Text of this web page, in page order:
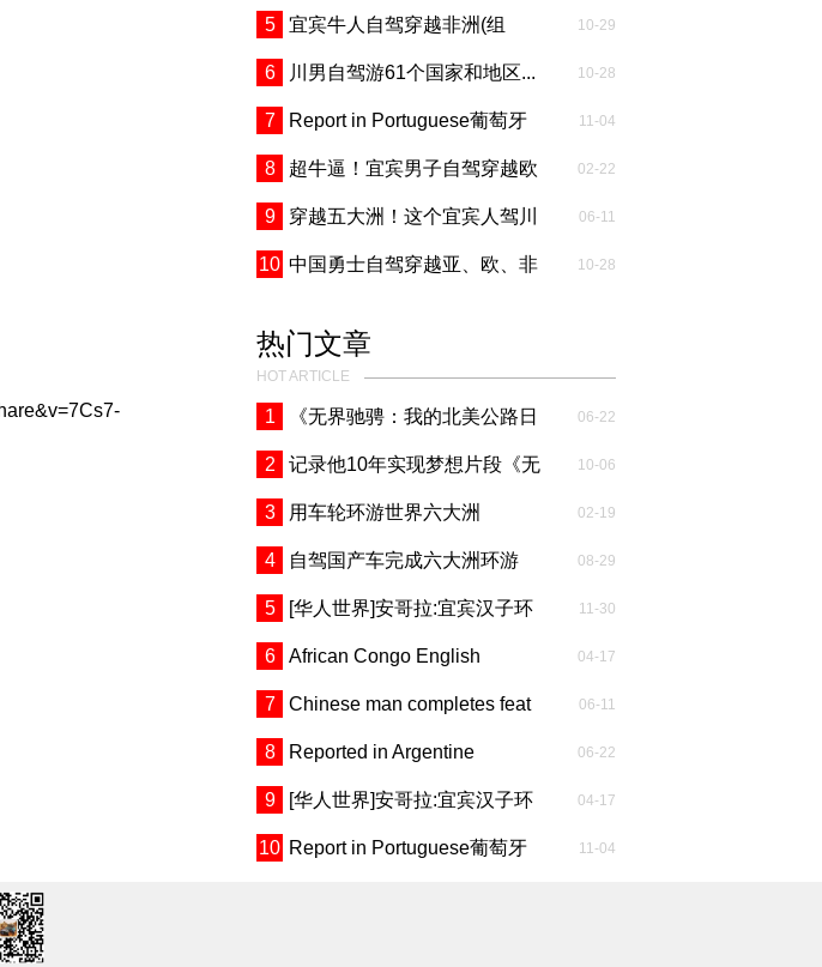
5
宜宾牛人自驾穿越非洲(组
10-29
6 川男自驾游61个国家和地区... 10-28
7
Report in Portuguese葡萄牙
11-04
8
超牛逼！宜宾男子自驾穿越欧
02-22
9
穿越五大洲！这个宜宾人驾川
06-11
10 中国勇士自驾穿越亚、欧、非
10-28
热门文章
HOT ARTICLE
1
《无界驰骋：我的北美公路日
06-22
2
记录他10年实现梦想片段《无
10-06
3 用车轮环游世界六大洲 02-19
4
自驾国产车完成六大洲环游
08-29
5
[华人世界]安哥拉:宜宾汉子环
11-30
6
African Congo English
04-17
7
Chinese man completes feat
06-11
8
Reported in Argentine
06-22
9
[华人世界]安哥拉:宜宾汉子环
04-17
10 Report in Portuguese葡萄牙
11-04